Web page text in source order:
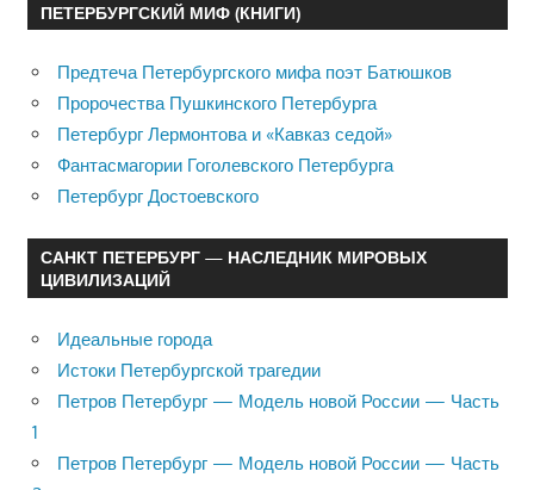
ПЕТЕРБУРГСКИЙ МИФ (КНИГИ)
Предтеча Петербургского мифа поэт Батюшков
Пророчества Пушкинского Петербурга
Петербург Лермонтова и «Кавказ седой»
Фантасмагории Гоголевского Петербурга
Петербург Достоевского
САНКТ ПЕТЕРБУРГ — НАСЛЕДНИК МИРОВЫХ
ЦИВИЛИЗАЦИЙ
Идеальные города
Истоки Петербургской трагедии
Петров Петербург — Модель новой России — Часть
1
Петров Петербург — Модель новой России — Часть